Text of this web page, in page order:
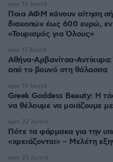
Ποια ΑΦΜ κάνουν αίτηση
διακοπών έως 600 ευρώ,
«Τουρισμός για Όλους»
πριν 13 λεπτά
Αθήνα-Αρβανίτσα-
από το βουνό στη θάλασσα
πριν 17 λεπτά
Greek Goddess Beauty: Η
να θέλουμε να μοιάζουμε
πριν 19 λεπτά
Πότε τα φάρμακα για την
«χρειάζονται» – Μελέτη
πριν 22 λεπτά
πριν 23 λεπτά